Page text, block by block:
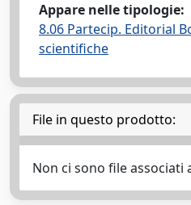
Appare nelle tipologie:
8.06 Partecip. Editorial
scientifiche
File in questo prodotto:
Non ci sono file